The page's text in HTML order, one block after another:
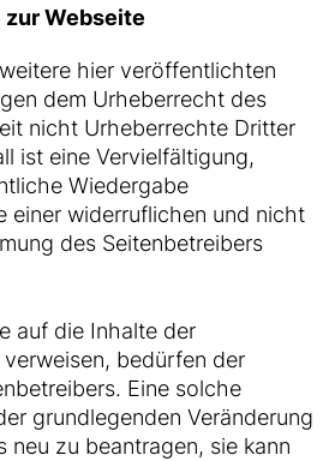
Webseite
hier veröffentlichten
dem Urheberrecht des
nicht Urheberrechte Dritter
ist eine Vervielfältigung,
Wiedergabe
einer widerruflichen und nicht
des Seitenbetreibers
auf die Inhalte der
bedürfen der
Eine solche
grundlegenden Veränderung
neu zu beantragen, sie kann